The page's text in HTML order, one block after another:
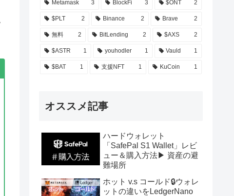
Metamask 3 BlockFi 3 $ONT 2
$PLT 2 Binance 2 Brave 2
無料 2 BitLending 2 $AXS 2
$ASTR 1 youhodler 1 Vauld 1
$BAT 1 支援NFT 1 KuCoin 1
オススメ記事
ハードウォレット
「SafePal S1 Wallet」レビ
ュー＆購入方法▶ 資産の避
難場所
ホット v.s コールド🔒ウォレ
ットの違いをLedgerNano